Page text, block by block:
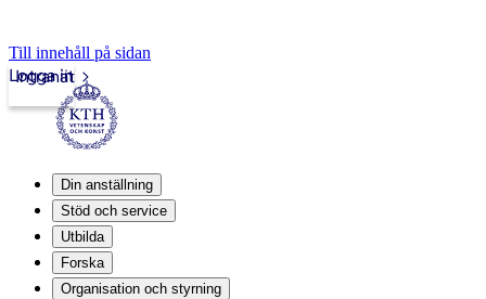
Till innehåll på sidan
Intranät
Logga in
Din anställning
Stöd och service
Utbilda
Forska
Organisation och styrning